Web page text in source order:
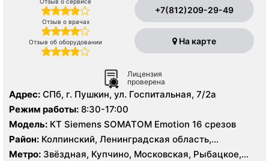
Отзыв о врачах
Отзыв об оборудовании
+7(812)209-29-49
На карте
Лицензия
проверена
Адрес: СПб, г. Пушкин, ул. Госпитальная, 7/2а
Режим работы: 8:30-17:00
Модель: КТ Siemens SOMATOM Emotion 16 срезов
Район: Колпинский, Ленинградская область,
Пушкинский
Метро: Звёздная, Купчино, Московская, Рыбацкое,